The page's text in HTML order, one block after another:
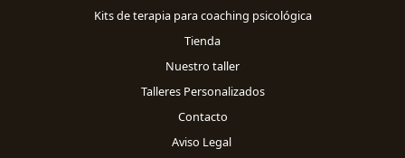
Kits de terapia para coaching psicológica
Tienda
Nuestro taller
Talleres Personalizados
Contacto
Aviso Legal